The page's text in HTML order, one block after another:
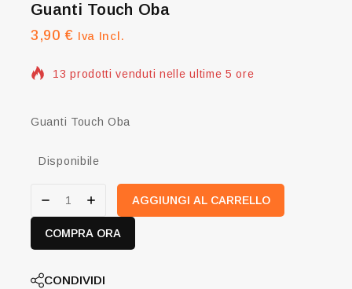
Guanti Touch Oba
3,90 € Iva Incl.
Guanti Touch Oba
Disponibile
AGGIUNGI AL CARRELLO
COMPRA ORA
CONDIVIDI